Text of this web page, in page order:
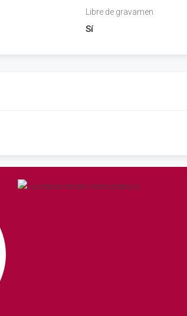
Libre de gravamen
Sí